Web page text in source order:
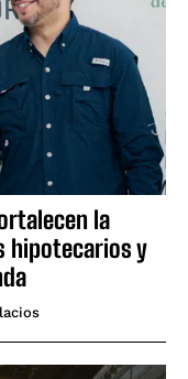
la
hipotecarios y